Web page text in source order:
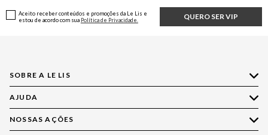
QUERO SER VIP
Aceito receber conteúdos e promoções da Le Lis e
estou de acordo com sua Política de Privacidade.
SOBRE A LE LIS
Quem Somos
Nossas Lojas
AJUDA
Compre pelo WhatsApp
NOSSAS AÇÕES